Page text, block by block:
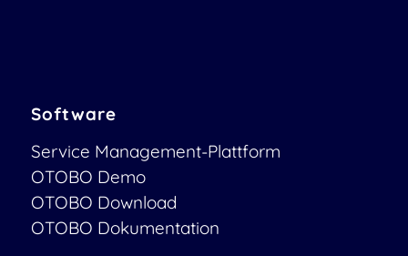
Software
Service Management-Plattform
OTOBO Demo
OTOBO Download
OTOBO Dokumentation